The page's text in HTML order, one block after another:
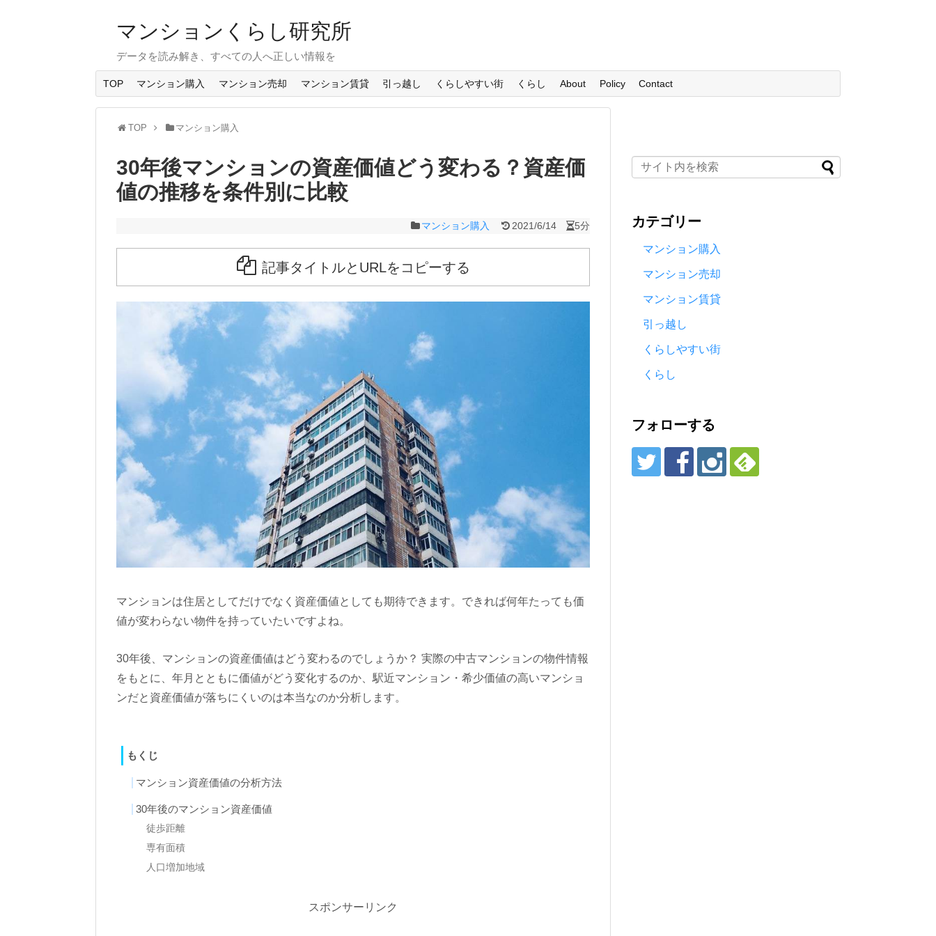
マンションくらし研究所
データを読み解き、すべての人へ正しい情報を
TOP マンション購入 マンション売却 マンション賃貸 引っ越し くらしやすい街 くらし About Policy Contact
TOP マンション購入
30年後マンションの資産価値どう変わる？資産価
値の推移を条件別に比較
マンション購入 2021/6/14 5分
記事タイトルとURLをコピーする
マンションは住居としてだけでなく資産価値としても期待できます。できれば何年たっても価
値が変わらない物件を持っていたいですよね。
30年後、マンションの資産価値はどう変わるのでしょうか？ 実際の中古マンションの物件情報
をもとに、年月とともに価値がどう変化するのか、駅近マンション・希少価値の高いマンショ
ンだと資産価値が落ちにくいのは本当なのか分析します。
もくじ
マンション資産価値の分析方法
30年後のマンション資産価値
徒歩距離
専有面積
人口増加地域
スポンサーリンク
カテゴリー
マンション購入
マンション売却
マンション賃貸
引っ越し
くらしやすい街
くらし
フォローする